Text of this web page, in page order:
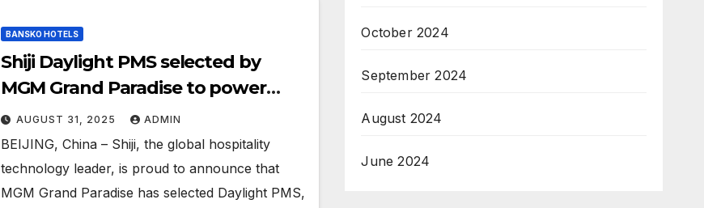
BANSKO HOTELS
Shiji Daylight PMS selected by
MGM Grand Paradise to power
operations at two of Macao’s most
iconic resorts
AUGUST 31, 2025 ADMIN
BEIJING, China – Shiji, the global hospitality
technology leader, is proud to announce that
MGM Grand Paradise has selected Daylight PMS,
October 2024
September 2024
August 2024
June 2024